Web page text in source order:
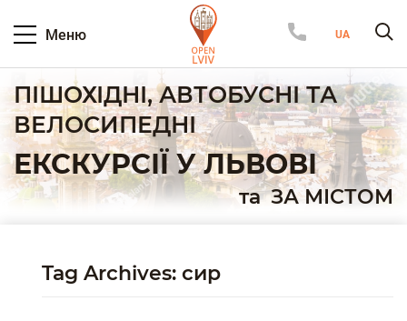
Меню
ПІШОХІДНІ, АВТОБУСНІ ТА
ВЕЛОСИПЕДНІ
ЕКСКУРСІЇ У ЛЬВОВІ
таЗА МІСТОМ
Tag Archives: сир